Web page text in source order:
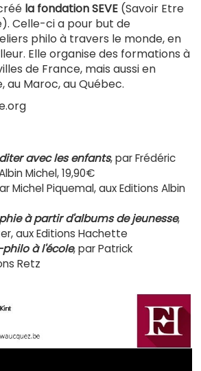
la fondation SEVE (Savoir Etre
Celle-ci a pour but de
philo à travers le monde, en
Elle organise des formations à
de France, mais aussi en
au Maroc, au Québec.
avec les enfants, par Frédéric
Michel, 19,90€
Michel Piquemal,aux Editions Albin
à partir d'albums de jeunesse,
aux Editions Hachette
à l'école, par Patrick
Retz